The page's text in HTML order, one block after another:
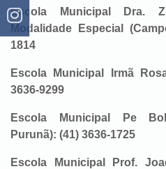
Escola Municipal Dra.
Modalidade Especial
1814
Escola Municipal Irmã
3636-9299
Escola Municipal Pe
Purunã): (41) 3636-1725
Escola Municipal Prof.